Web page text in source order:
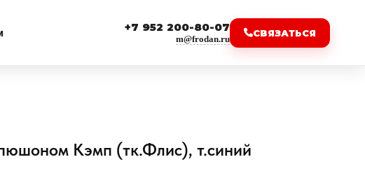
+7 952 200-80-07
m@frodan.ru
СВЯЗАТЬСЯ
Кэмп (тк.Флис), т.синий